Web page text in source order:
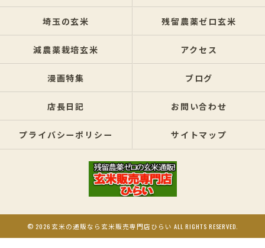
埼玉の玄米 残留農薬ゼロ玄米
減農薬栽培玄米 アクセス
漫画特集 ブログ
店長日記 お問い合わせ
プライバシーポリシー サイトマップ
© 2026 玄米の通販なら玄米販売専門店ひらい ALL RIGHTS RESERVED.